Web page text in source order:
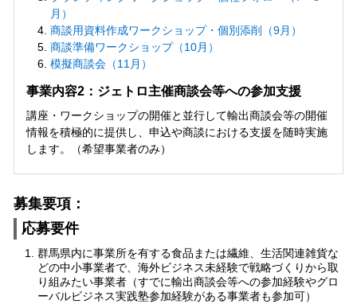
月）
商談用資料作成ワークショップ・個別添削（9月）
商談準備ワークショップ（10月）
模擬商談会（11月）
事業内容2：ジェトロ主催商談会等への参加支援
講座・ワークショップの開催と並行して輸出商談会等の開催
情報を積極的に提供し、申込や商談における支援を随時実施
します。（希望事業者のみ）
募集要項：
応募要件
群馬県内に事業所を有する食品または繊維、生活関連雑貨な
どの中小事業者で、海外ビジネス未経験で戦略づくりから取
り組みたい事業者（すでに輸出商談会等への参加経験やグロ
ーバルビジネス実践塾参加経験がある事業者も参加可）